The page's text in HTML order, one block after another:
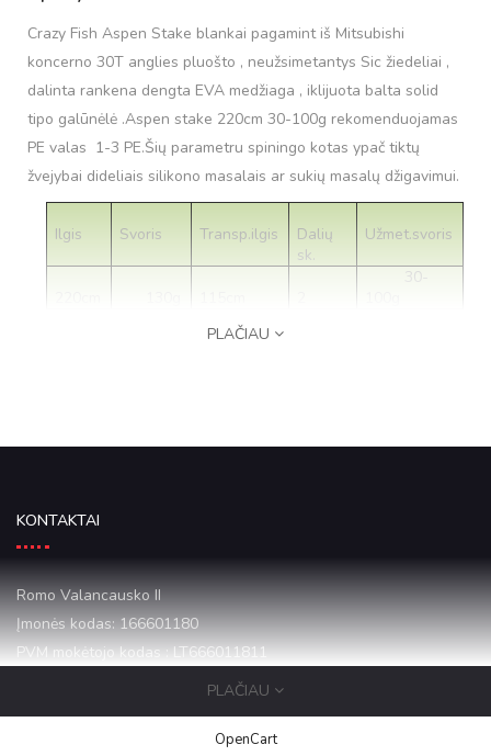
Crazy Fish Aspen Stake blankai pagamint iš Mitsubishi
koncerno 30T anglies pluošto , neužsimetantys Sic žiedeliai ,
dalinta rankena dengta EVA medžiaga , iklijuota balta solid
tipo galūnėlė .Aspen stake 220cm 30-100g rekomenduojamas
PE valas 1-3 PE.Šių parametru spiningo kotas ypač tiktų
žvejybai dideliais silikono masalais ar sukių masalų džigavimui.
Ilgis Svoris Transp.ilgis
Dalių
sk.
Užmet.svoris
30-
PLAČIAU
KONTAKTAI
Romo Valancausko II
Įmonės kodas: 166601180
PVM mokėtojo kodas : LT666011811
Mazeikiai Draugystes 16-1PLAČIAU
OpenCart